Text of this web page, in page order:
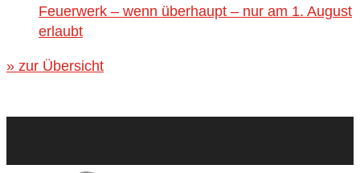
Feuerwerk – wenn überhaupt – nur am 1. August
erlaubt
» zur Übersicht